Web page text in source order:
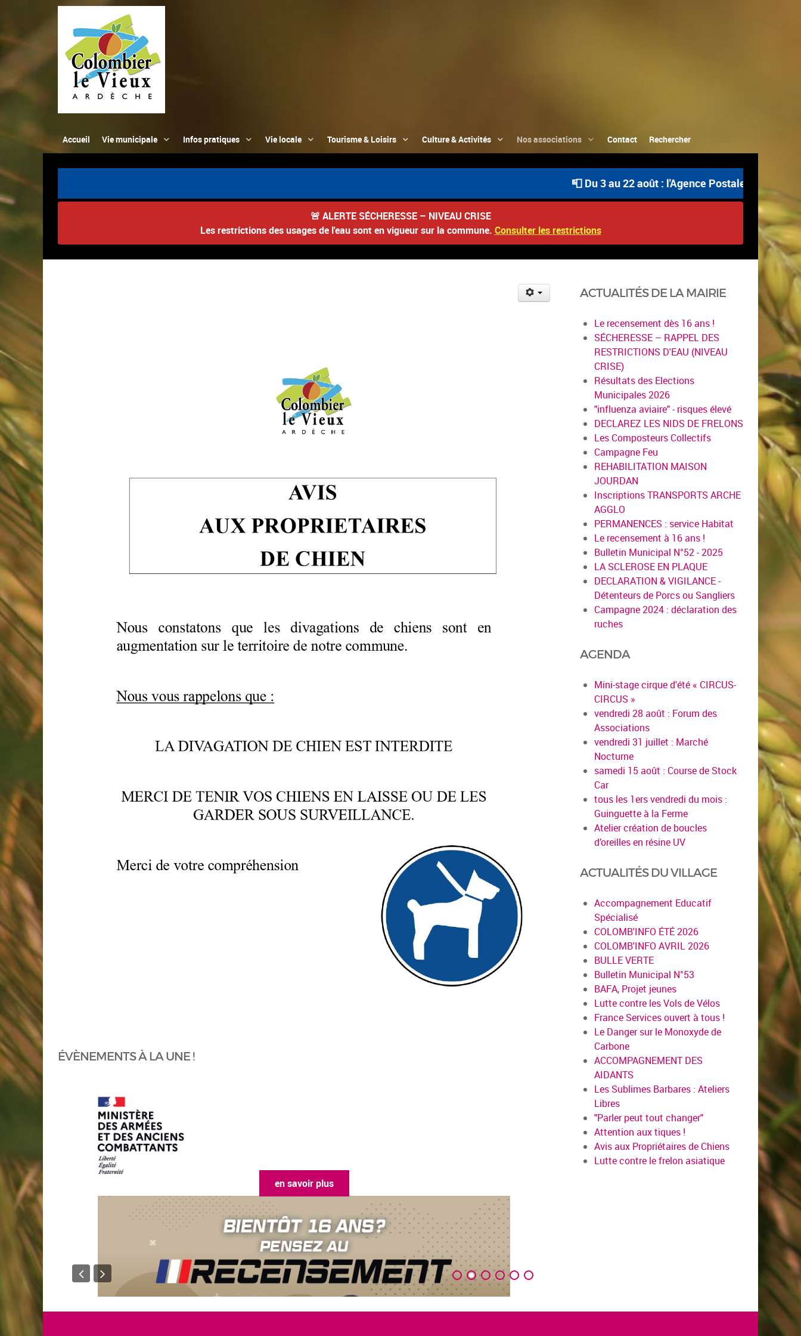
Accueil Vie municipale Infos pratiques Vie locale Tourisme & Loisirs Culture & Activités Nos associations Contact Rechercher
📮 Du 3 au 22 août : l'Agence Postale
🚨 ALERTE SÉCHERESSE – NIVEAU CRISE
Les restrictions des usages de l'eau sont en vigueur sur la commune. Consulter les restrictions
ÉVÈNEMENTS À LA UNE !
ACTUALITÉS DE LA MAIRIE
Le recensement dès 16 ans !
SÉCHERESSE – RAPPEL DES
RESTRICTIONS D'EAU (NIVEAU
CRISE)
Résultats des Elections
Municipales 2026
"influenza aviaire" - risques élevé
DECLAREZ LES NIDS DE FRELONS
Les Composteurs Collectifs
Campagne Feu
REHABILITATION MAISON
JOURDAN
Inscriptions TRANSPORTS ARCHE
AGGLO
PERMANENCES : service Habitat
Le recensement à 16 ans !
Bulletin Municipal N°52 - 2025
LA SCLEROSE EN PLAQUE
DECLARATION & VIGILANCE -
Détenteurs de Porcs ou Sangliers
Campagne 2024 : déclaration des
ruches
AGENDA
Mini-stage cirque d'été « CIRCUS-
CIRCUS »
vendredi 28 août : Forum des
Associations
vendredi 31 juillet : Marché
Nocturne
samedi 15 août : Course de Stock
Car
tous les 1ers vendredi du mois :
Guinguette à la Ferme
Atelier création de boucles
d’oreilles en résine UV
ACTUALITÉS DU VILLAGE
Accompagnement Educatif
Spécialisé
COLOMB'INFO ÉTÉ 2026
COLOMB'INFO AVRIL 2026
BULLE VERTE
Bulletin Municipal N°53
BAFA, Projet jeunes
Lutte contre les Vols de Vélos
France Services ouvert à tous !
Le Danger sur le Monoxyde de
Carbone
ACCOMPAGNEMENT DES
AIDANTS
Les Sublimes Barbares : Ateliers
Libres
"Parler peut tout changer"
Attention aux tiques !
Avis aux Propriétaires de Chiens
Lutte contre le frelon asiatique